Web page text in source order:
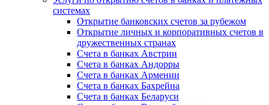
системах
Открытие банковских счетов за рубежом
Открытие личных и корпоративных счетов в
дружественных странах
Счета в банках Австрии
Счета в банках Андорры
Счета в банках Армении
Счета в банках Бахрейна
Счета в банках Беларуси